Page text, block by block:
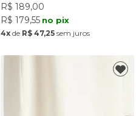
R$ 189,00
R$ 179,55 no pix
4x de R$ 47,25 sem juros